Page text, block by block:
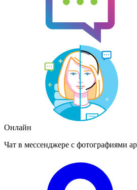
Онлайн
Чат в мессенджере с фотографиями